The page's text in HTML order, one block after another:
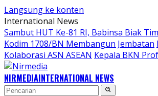
Langsung ke konten
International News
Sambut HUT Ke-81 RI, Babinsa Biak
Kodim 1708/BN Membangun Jembatan
Kolaborasi ASN ASEAN Kepala BKN
NIRMEDIAINTERNATIONAL NEWS